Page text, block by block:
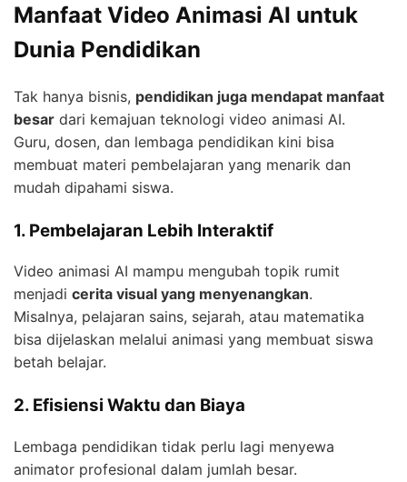
Manfaat Video Animasi AI untuk
Dunia Pendidikan
Tak hanya bisnis, pendidikan juga mendapat manfaat
besar dari kemajuan teknologi video animasi AI.
Guru, dosen, dan lembaga pendidikan kini bisa
membuat materi pembelajaran yang menarik dan
mudah dipahami siswa.
1. Pembelajaran Lebih Interaktif
Video animasi AI mampu mengubah topik rumit
menjadi cerita visual yang menyenangkan.
Misalnya, pelajaran sains, sejarah, atau matematika
bisa dijelaskan melalui animasi yang membuat siswa
betah belajar.
2. Efisiensi Waktu dan Biaya
Lembaga pendidikan tidak perlu lagi menyewa
animator profesional dalam jumlah besar.